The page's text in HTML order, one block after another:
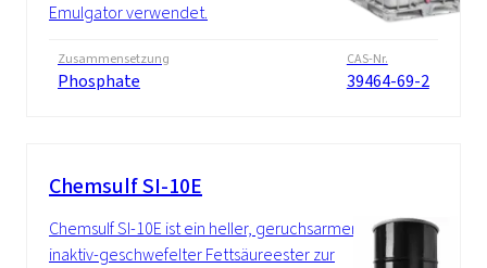
Emulgator verwendet.
Zusammensetzung
Phosphate
CAS-Nr.
39464-69-2
Chemsulf SI-10E
Chemsulf SI-10E ist ein heller, geruchsarmer,
inaktiv-geschwefelter Fettsäureester zur